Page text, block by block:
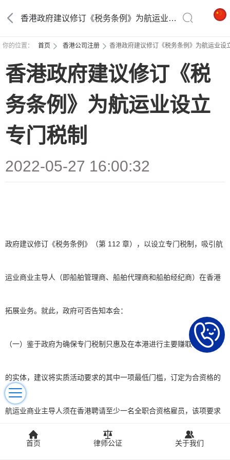
香港政府建议修订《税务条例》为航运业设立专门税制
你的位置： 首页 香港公司注册 香港政府建议修订《税务条例》为航运业设
香港政府建议修订《税
务条例》为航运业设立
专门税制
2022-05-27 16:00:32
政府建议修订《税务条例》（第 112 章），以设立专门税制，吸引航
运业商业主导人（即船舶管理商、船舶代理商和船舶经纪商）在香港
拓展业务。就此，政府可否告知本会：
（一）鉴于政府为确保专门税制只惠及在本港进行主要赚取收入活动
的实体，建议将实质活动要求的其中一项最低门槛，订定为合资格的
航运业商业主导人须在香港聘请至少一名全职合资格雇员，该项要求
与其他司法管辖区（例如新加坡及英国）的有关要求有何分别（以表
首页 律师公证 关于我们